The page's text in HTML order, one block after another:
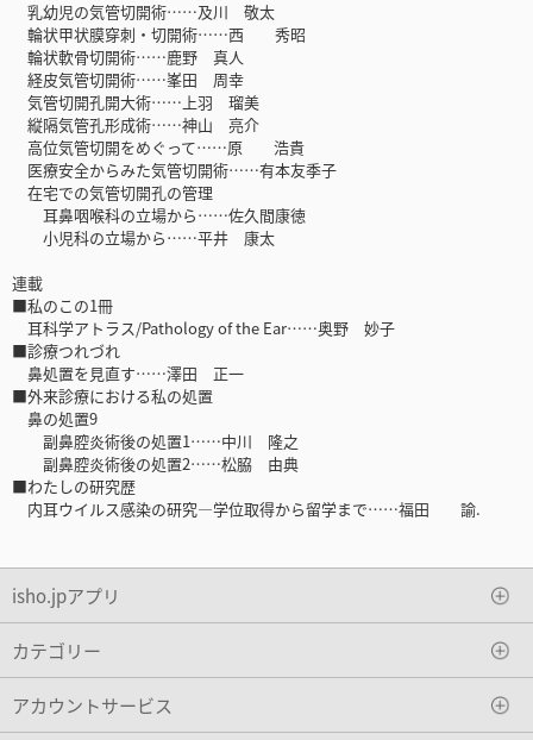
乳幼児の気管切開術……及川 敬太
輪状甲状膜穿刺・切開術……西 秀昭
輪状軟骨切開術……鹿野 真人
経皮気管切開術……峯田 周幸
気管切開孔開大術……上羽 瑠美
縦隔気管孔形成術……神山 亮介
高位気管切開をめぐって……原 浩貴
医療安全からみた気管切開術……有本友季子
在宅での気管切開孔の管理
耳鼻咽喉科の立場から……佐久間康徳
小児科の立場から……平井 康太
連載
■私のこの1冊
耳科学アトラス/Pathology of the Ear……奥野 妙子
■診療つれづれ
鼻処置を見直す……澤田 正一
■外来診療における私の処置
鼻の処置9
副鼻腔炎術後の処置1……中川 隆之
副鼻腔炎術後の処置2……松脇 由典
■わたしの研究歴
内耳ウイルス感染の研究―学位取得から留学まで……福田 諭.
isho.jpアプリ
カテゴリー
アカウントサービス